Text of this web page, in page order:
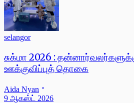
selangor
சுக்மா 2026 :
ஊக்குவிப்புத் தொகை
Aida Nyan
9 ஆகஸ்ட் 2026